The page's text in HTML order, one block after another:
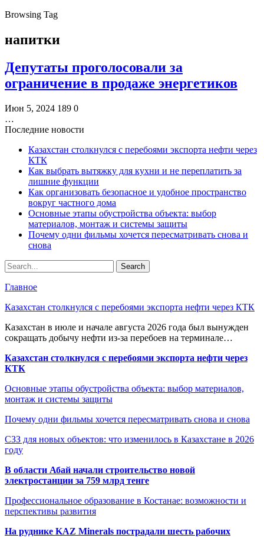
Browsing Tag
напитки
Депутаты проголосовали за
ограничение в продаже энергетиков
Июн 5, 2024 189 0
…
Последние новости
Казахстан столкнулся с перебоями экспорта нефти через
КТК
Как выбрать вытяжку для кухни и не переплатить за
лишние функции
Как организовать безопасное и удобное пространство
вокруг частного дома
Основные этапы обустройства объекта: выбор
материалов, монтаж и системы защиты
Почему одни фильмы хочется пересматривать снова и
снова
Главное
Казахстан столкнулся с перебоями экспорта нефти через КТК
Казахстан в июле и начале августа 2026 года был вынужден
сокращать добычу нефти из-за перебоев на терминале…
Казахстан столкнулся с перебоями экспорта нефти через
КТК
Основные этапы обустройства объекта: выбор материалов,
монтаж и системы защиты
Почему одни фильмы хочется пересматривать снова и снова
СЗЗ для новых объектов: что изменилось в Казахстане в 2026
году
В области Абай начали строительство новой
электростанции за 759 млрд тенге
Профессиональное образование в Костанае: возможности и
перспективы развития
На руднике KAZ Minerals пострадали шесть рабочих